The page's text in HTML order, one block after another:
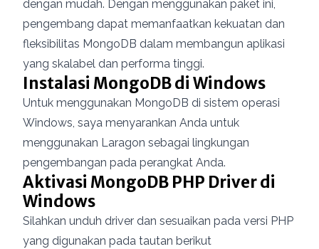
dengan mudah. Dengan menggunakan paket ini,
pengembang dapat memanfaatkan kekuatan dan
fleksibilitas MongoDB dalam membangun aplikasi
yang skalabel dan performa tinggi.
Instalasi MongoDB di Windows
Untuk menggunakan MongoDB di sistem operasi
Windows, saya menyarankan Anda untuk
menggunakan Laragon sebagai lingkungan
pengembangan pada perangkat Anda.
Aktivasi MongoDB PHP Driver di
Windows
Silahkan unduh driver dan sesuaikan pada versi PHP
yang digunakan pada tautan berikut